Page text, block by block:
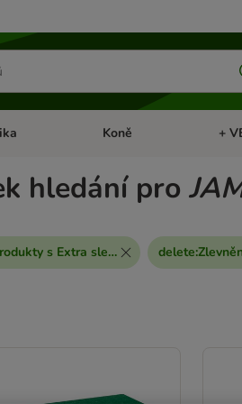
Ptáci Otevřít menu: Akvaristika
Koně +
hledání pro
s Extra slevou delete: